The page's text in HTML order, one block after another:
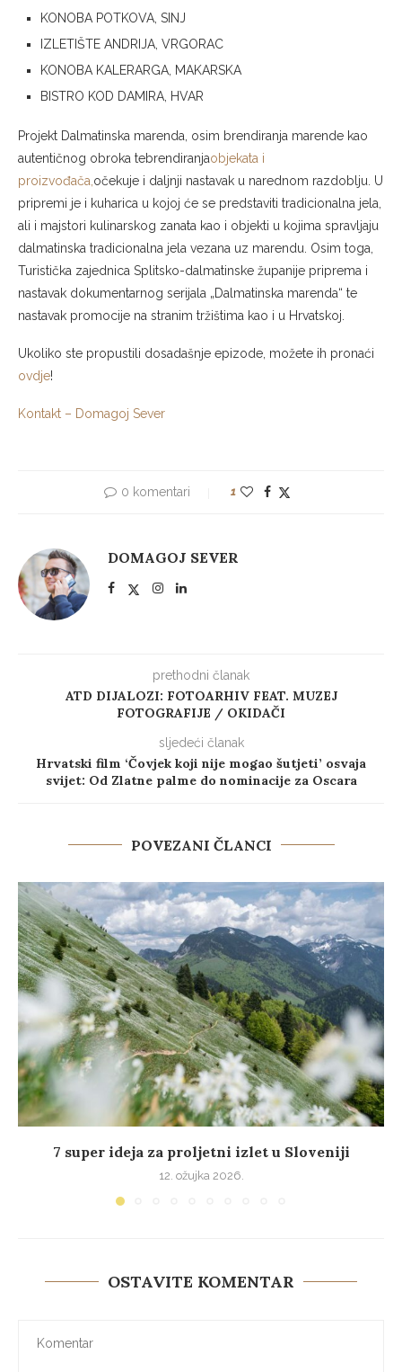
KONOBA POTKOVA, SINJ
IZLETIŠTE ANDRIJA, VRGORAC
KONOBA KALERARGA, MAKARSKA
BISTRO KOD DAMIRA, HVAR
Projekt Dalmatinska marenda, osim brendiranja marende kao
autentičnog obroka tebrendiranjaobjekata i
proizvođača, očekuje i daljnji nastavak u narednom razdoblju. U
pripremi je i kuharica u kojoj će se predstaviti tradicionalna jela,
ali i majstori kulinarskog zanata kao i objekti u kojima spravljaju
dalmatinska tradicionalna jela vezana uz marendu. Osim toga,
Turistička zajednica Splitsko-dalmatinske županije priprema i
nastavak dokumentarnog serijala „Dalmatinska marenda“ te
nastavak promocije na stranim tržištima kao i u Hrvatskoj.
Ukoliko ste propustili dosadašnje epizode, možete ih pronaći
ovdje!
Kontakt – Domagoj Sever
0 komentari 1
DOMAGOJ SEVER
prethodni članak
ATD DIJALOZI: FOTOARHIV FEAT. MUZEJ
FOTOGRAFIJE / OKIDAČI
sljedeći članak
Hrvatski film ‘Čovjek koji nije mogao šutjeti’ osvaja
svijet: Od Zlatne palme do nominacije za Oscara
POVEZANI ČLANCI
7 super ideja za proljetni izlet u Sloveniji
12. ožujka 2026.
OSTAVITE KOMENTAR